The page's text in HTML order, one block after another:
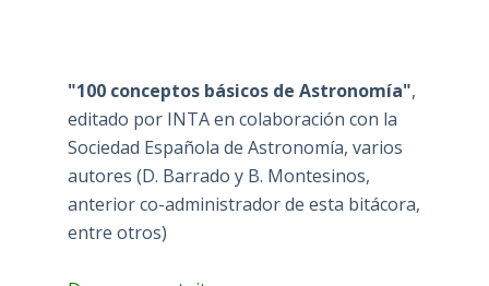
"100 conceptos básicos de Astronomía",
editado por INTA en colaboración con la
Sociedad Española de Astronomía, varios
autores (D. Barrado y B. Montesinos,
anterior co-administrador de esta bitácora,
entre otros)